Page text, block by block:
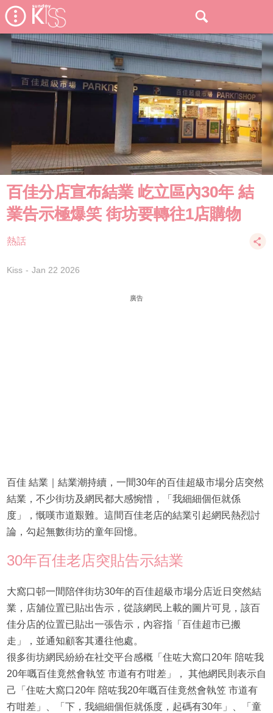
百佳分店宣布結業 屹立區內30年 結
業告示極爆笑 街坊要轉往1店購物
熱話
Kiss Jan 22 2026
廣告
百佳 結業｜結業潮持續，一間30年的百佳超級市場分店突然
結業，不少街坊及網民都大感惋惜，「我細細個佢就係
度」，慨嘆市道艱難。這間百佳老店的結業引起網民熱烈討
論，勾起無數街坊的童年回憶。
30年百佳老店突貼告示結業
大窩口邨一間陪伴街坊30年的百佳超級市場分店近日突然結
業，店舖位置已貼出告示，從該網民上載的圖片可見，該百
佳分店的位置已貼出一張告示，內容指「百佳超市已搬
走」，並通知顧客其遷往他處。
很多街坊網民紛紛在社交平台感概「住咗大窩口20年 陪咗我
20年嘅百佳竟然會執笠 市道有冇咁差」， 其他網民則表示自
己「住咗大窩口20年 陪咗我20年嘅百佳竟然會執笠 市道有
冇咁差」、「下，我細細個佢就係度，起碼有30年」、「童